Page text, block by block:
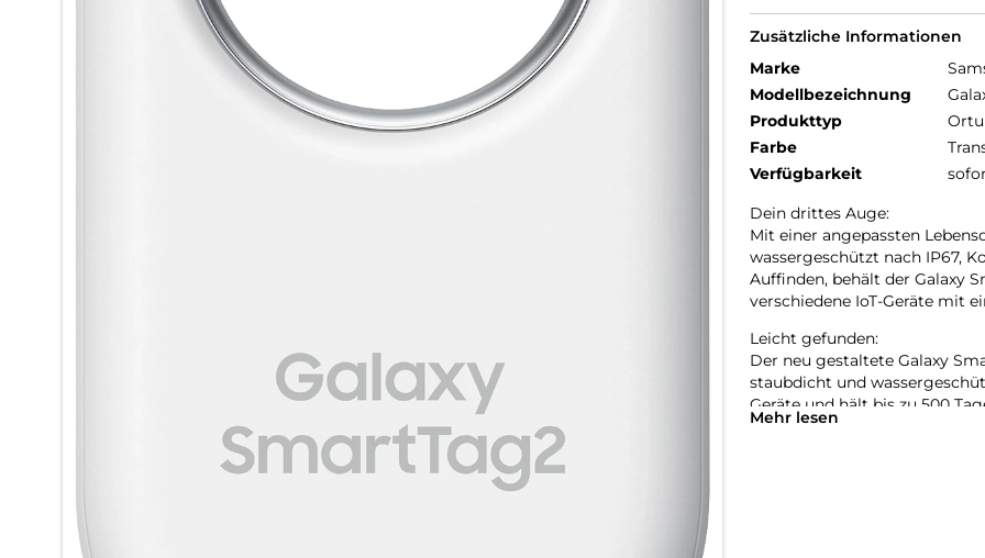
Zusätzliche Informationen
Marke
Modellbezeichnung
Produkttyp
Farbe
Verfügbarkeit
Dein drittes Auge:
Mit einer angepassten
wassergeschützt nach IP67,
Auffinden, behält der Galaxy
verschiedene IoT-Geräte mit
Leicht gefunden:
Der neu gestaltete Galaxy
staubdicht und
Geräte und hält bis zu 500
Mehr lesen